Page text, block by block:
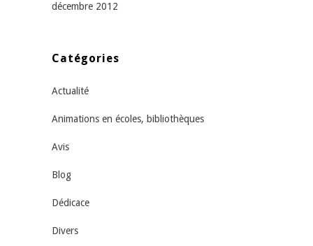
décembre 2012
Catégories
Actualité
Animations en écoles, bibliothèques
Avis
Blog
Dédicace
Divers